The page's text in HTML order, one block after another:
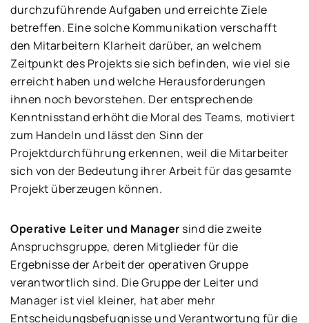
durchzuführende Aufgaben und erreichte Ziele
betreffen. Eine solche Kommunikation verschafft
den Mitarbeitern Klarheit darüber, an welchem
Zeitpunkt des Projekts sie sich befinden, wie viel sie
erreicht haben und welche Herausforderungen
ihnen noch bevorstehen. Der entsprechende
Kenntnisstand erhöht die Moral des Teams, motiviert
zum Handeln und lässt den Sinn der
Projektdurchführung erkennen, weil die Mitarbeiter
sich von der Bedeutung ihrer Arbeit für das gesamte
Projekt überzeugen können.
Operative Leiter und Manager sind die zweite
Anspruchsgruppe, deren Mitglieder für die
Ergebnisse der Arbeit der operativen Gruppe
verantwortlich sind. Die Gruppe der Leiter und
Manager ist viel kleiner, hat aber mehr
Entscheidungsbefugnisse und Verantwortung für die